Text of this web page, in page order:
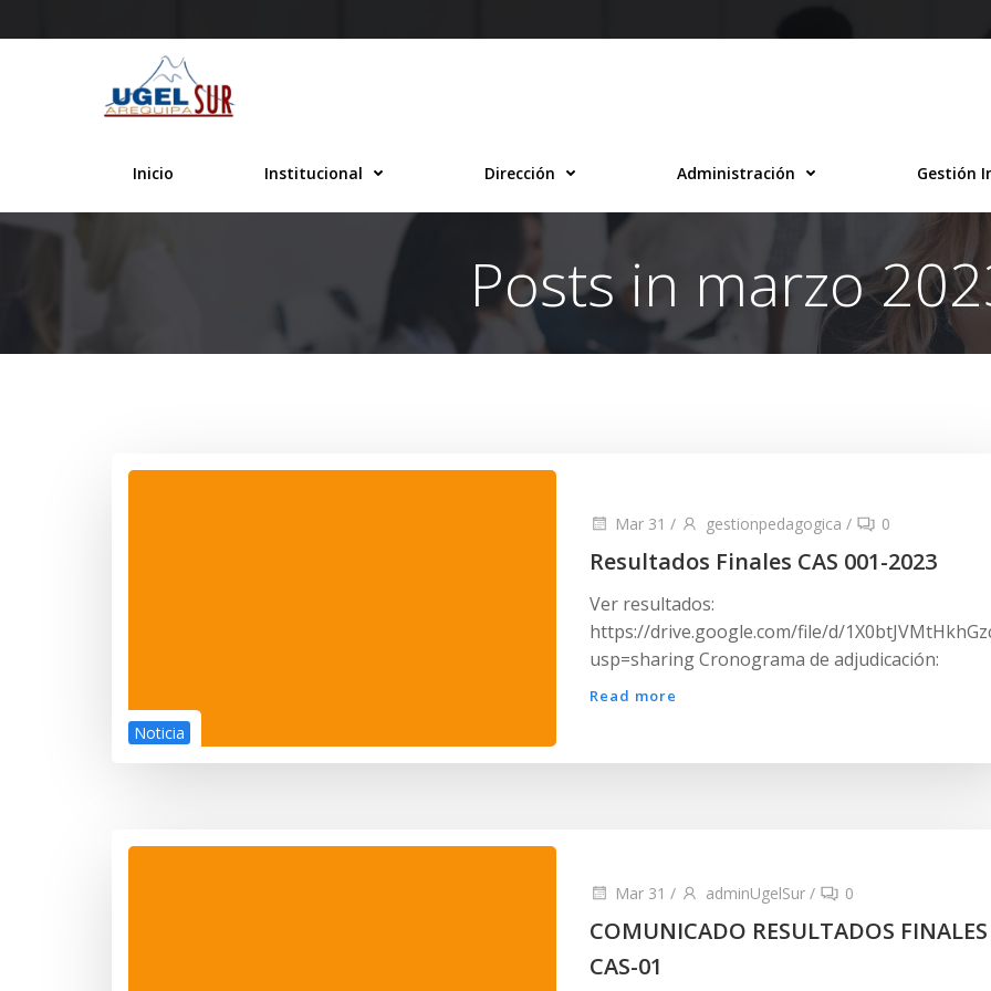
al
Inicio Institucional Dirección Administración Gestión
Posts in marzo
Noticia
Mar 31 / gestionpedagogica / 0
Resultados Finales CAS 001-2023
Ver resultados:
https://drive.google.com/file/d/
usp=sharing Cronograma de adjudicación:
Read more
Mar 31 / adminUgelSur / 0
COMUNICADO RESULTADOS FINALES
CAS-01